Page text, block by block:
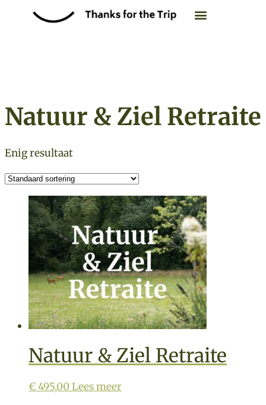
Natuur & Ziel Retraite
Enig resultaat
Natuur & Ziel​ Retraite
€495,00 Lees meer